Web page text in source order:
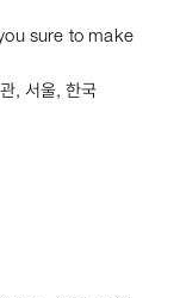
sure to make
, 서울, 한국